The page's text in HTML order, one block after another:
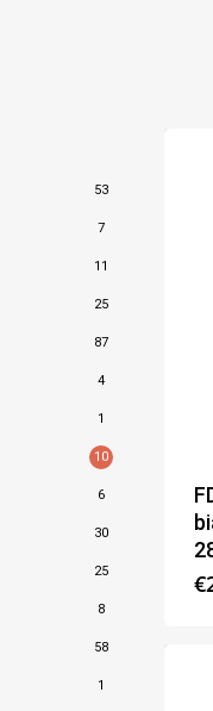
53
7
11
25
87
4
1
10
6
30
25
8
58
1
€